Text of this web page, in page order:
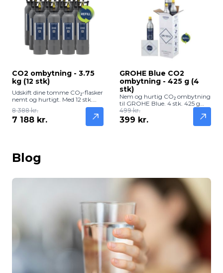
CO2 ombytning - 3.75
kg (12 stk)
Udskift dine tomme CO₂-flasker
nemt og hurtigt. Med 12 stk.
3,75 kg flasker får du en
pålidelig forsyning til
kulsyreholdigt vand, ølanlæg
og andre drikkevareløsninger.
8 388 kr.
7 188 kr.
GROHE Blue CO2
ombytning - 425 g (4
stk)
Nem og hurtig CO₂ ombytning
til GROHE Blue. 4 stk. 425 g
flasker giver frisk kulsyre til dit
drikkevand – uden at løbe tør.
499 kr.
399 kr.
Blog